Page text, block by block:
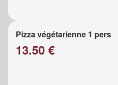
Pizza végétarienne 1 pers
13.50 €